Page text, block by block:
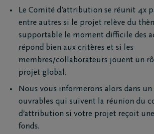
Le Comité d’attribution se réunit 4x
entre autres si le projet relève du
supportable le moment difficile des
répond bien aux critères et si les
membres/collaborateurs jouent un
projet global.
Nous vous informerons alors dans un
ouvrables qui suivent la réunion du
d’attribution si votre projet reçoit
fonds.